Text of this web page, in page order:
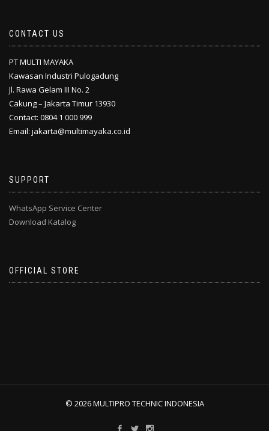
CONTACT US
PT MULTI MAYAKA
Kawasan Industri Pulogadung
Jl. Rawa Gelam III No. 2
Cakung – Jakarta Timur 13930
Contact: 0804 1 000 999
Email: jakarta@multimayaka.co.id
SUPPORT
WhatsApp Service Center
Download Katalog
OFFICIAL STORE
© 2026 MULTIPRO TECHNIC INDONESIA